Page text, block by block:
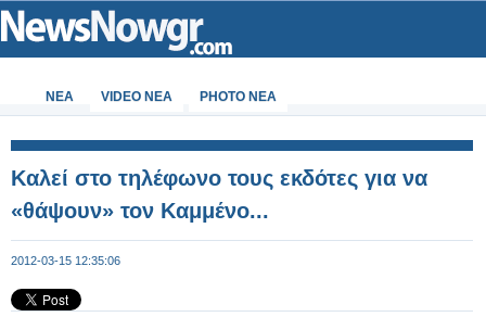
ΝΕΑ VIDEO NEA PHOTO NEA
Καλεί στο τηλέφωνο τους εκδότες για να
«θάψουν» τον Καμμένο...
2012-03-15 12:35:06